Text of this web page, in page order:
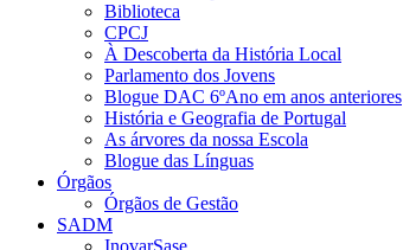
Biblioteca
CPCJ
À Descoberta da História Local
Parlamento dos Jovens
Blogue DAC 6ºAno em anos anteriores
História e Geografia de Portugal
As árvores da nossa Escola
Blogue das Línguas
Órgãos
Órgãos de Gestão
SADM